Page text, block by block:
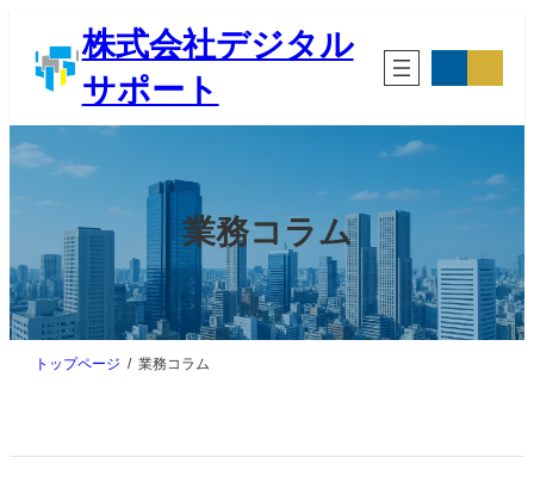
株式会社デジタル
サポート
コ
リ
ン
コ
リ
業務コラム
トップページ 業務コラム